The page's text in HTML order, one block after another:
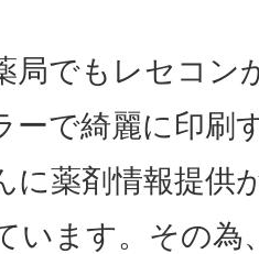
局でもレセコン
ーで綺麗に印刷
に薬剤情報提供
います。その為